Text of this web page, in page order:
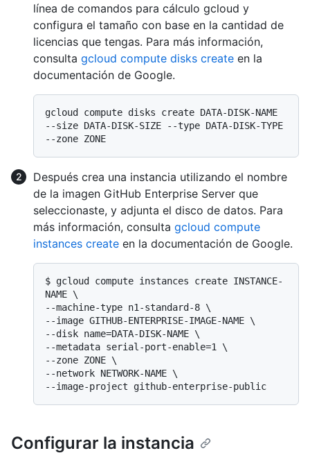
línea de comandos para cálculo gcloud y
configura el tamaño con base en la cantidad de
licencias que tengas. Para más información,
consulta gcloud compute disks create en la
documentación de Google.
gcloud compute disks create DATA-DISK-NAME
--size DATA-DISK-SIZE --type DATA-DISK-TYPE
Después crea una instancia utilizando el nombre
de la imagen GitHub Enterprise Server que
seleccionaste, y adjunta el disco de datos. Para
más información, consulta gcloud compute
instances create en la documentación de Google.
$ gcloud compute instances create INSTANCE-
NAME \
--machine-type n1-standard-8 \
--image GITHUB-ENTERPRISE-IMAGE-NAME \
--disk name=DATA-DISK-NAME \
--metadata serial-port-enable=1 \
--zone ZONE \
--network NETWORK-NAME \
--image-project github-enterprise-public
Configurar la instancia